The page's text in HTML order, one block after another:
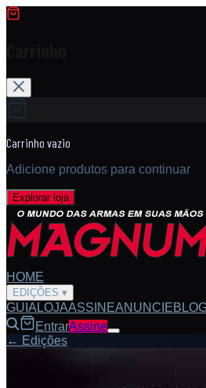
Carrinho vazio
Adicione produtos para continuar
Explorar loja
HOME
EDIÇÕES ▾
GUIA LOJAASSINEANUNCIE
EntrarAssine
← Edições